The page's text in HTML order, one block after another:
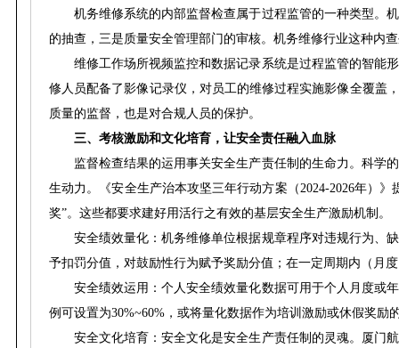
机务维修系统的内部监督检查属于过程监管的一种类型。
的抽查，三是质量安全管理部门的审核。机务维修行业这种内
维修工作场所视频监控和数据记录系统是过程监管的智能
修人员配备了影像记录仪，对员工的维修过程实施影像全覆盖
质量的监督，也是对合规人员的保护。
三、考核激励和文化培育，让安全责任融入血脉
监督检查结果的运用事关安全生产责任制的生命力。科学
生动力。《安全生产治本攻坚三年行动方案（2024-2026年）
奖”。这些都要求建好用活行之有效的基层安全生产激励机制。
安全绩效量化：机务维修单位根据规章程序对违规行为、
予扣罚分值，对鼓励性行为赋予奖励分值；在一定周期内（月
安全绩效运用：个人安全绩效量化数据可用于个人月度或
例可设置为30%~60%，或将量化数据作为培训激励或休假奖
安全文化培育：安全文化是安全生产责任制的灵魂。厦门